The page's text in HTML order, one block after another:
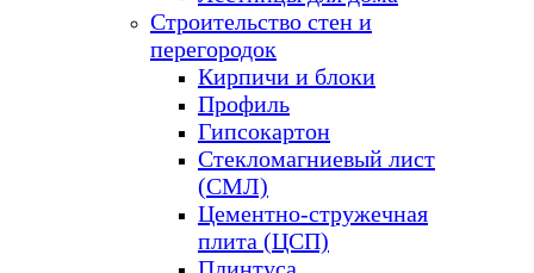
Строительство стен и
перегородок
Кирпичи и блоки
Профиль
Гипсокартон
Стекломагниевый лист
(СМЛ)
Цементно-стружечная
плита (ЦСП)